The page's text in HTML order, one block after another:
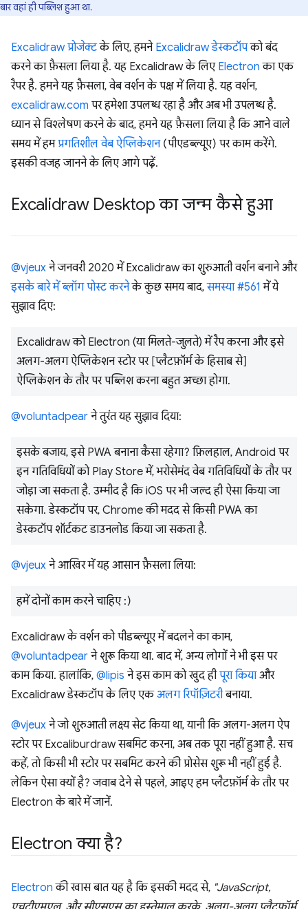
बार वहां ही पब्लिश हुआ था.
Excalidraw प्रोजेक्टके लिए, हमने Excalidraw डेस्कटॉपको बंद
करने का फ़ैसला लिया है. यह Excalidraw के लिए Electron का एक
रैपर है. हमने यह फ़ैसला, वेब वर्शन के पक्ष में लिया है. यह वर्शन,
excalidraw.com पर हमेशा उपलब्ध रहा है और अब भी उपलब्ध है.
ध्यान से विश्लेषण करने के बाद, हमने यह फ़ैसला लिया है कि आने वाले
समय में हमप्रगतिशील वेब ऐप्लिकेशन(पीएडब्ल्यूए) पर काम करेंगे.
इसकी वजह जानने के लिए आगे पढ़ें.
Excalidraw Desktop का जन्म कैसे हुआ
@vjeux ने जनवरी 2020 में Excalidraw का शुरुआती वर्शन बनाने और
इसके बारे में ब्लॉग पोस्ट करनेके कुछ समय बाद,समस्या #561 में ये
सुझाव दिए:
Excalidraw को Electron (या मिलते-जुलते) में रैप करना और इसे
अलग-अलग ऐप्लिकेशन स्टोर पर [प्लैटफ़ॉर्म के हिसाब से]
ऐप्लिकेशन के तौर पर पब्लिश करना बहुत अच्छा होगा.
@voluntadpear ने तुरंत यह सुझाव दिया:
इसके बजाय, इसे PWA बनाना कैसा रहेगा? फ़िलहाल, Android पर
इन गतिविधियों को Play Store में, भरोसेमंद वेब गतिविधियों के तौर पर
जोड़ा जा सकता है. उम्मीद है कि iOS पर भी जल्द ही ऐसा किया जा
सकेगा. डेस्कटॉप पर, Chrome की मदद से किसी PWA का
डेस्कटॉप शॉर्टकट डाउनलोड किया जा सकता है.
@vjeux ने आखिर में यह आसान फ़ैसला लिया:
हमें दोनों काम करने चाहिए :)
Excalidraw के वर्शन को पीडब्ल्यूए में बदलने का काम,
@voluntadpear ने शुरू किया था. बाद में, अन्य लोगों ने भी इस पर
काम किया. हालांकि, @lipis ने इस काम को खुद हीपूरा कियाऔर
Excalidraw डेस्कटॉप के लिए एकअलग रिपॉज़िटरीबनाया.
@vjeux ने जो शुरुआती लक्ष्य सेट किया था, यानी कि अलग-अलग ऐप
स्टोर पर Excaliburdraw सबमिट करना, अब तक पूरा नहीं हुआ है. सच
कहें, तो किसी भी स्टोर पर सबमिट करने की प्रोसेस शुरू भी नहीं हुई है.
लेकिन ऐसा क्यों है? जवाब देने से पहले, आइए हम प्लैटफ़ॉर्म के तौर पर
Electron के बारे में जानें.
Electron क्या है?
Electron की खास बात यह है कि इसकी मदद से, "JavaScript,